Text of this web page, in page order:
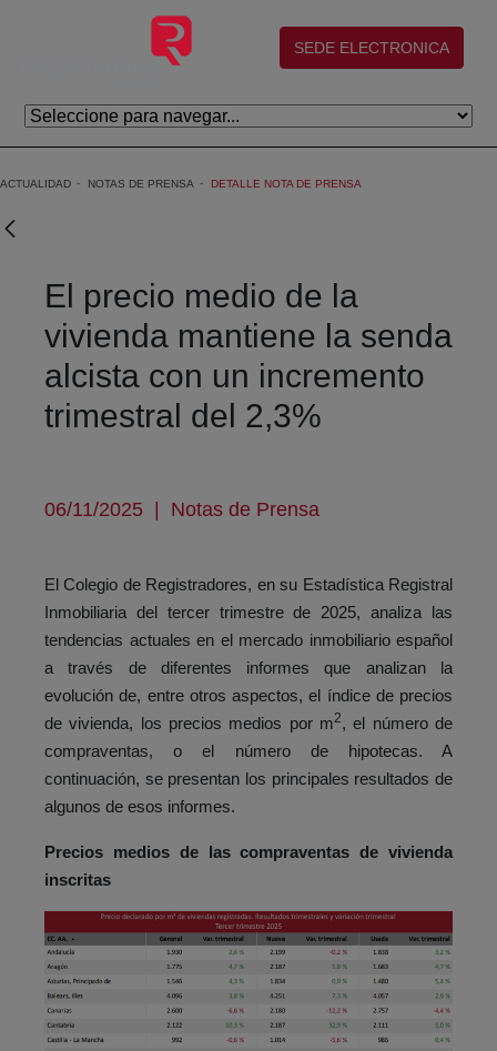
Saltar al contenido principal
(abre en nueva ventana)
SEDE ELECTRONICA
ACTUALIDAD NOTAS DE PRENSA DETALLE NOTA DE PRENSA
El precio medio de la
vivienda mantiene la senda
alcista con un incremento
trimestral del 2,3%
06/11/2025 | Notas de Prensa
El Colegio de Registradores, en su Estadística Registral
Inmobiliaria del tercer trimestre de 2025, analiza las
tendencias actuales en el mercado inmobiliario español
a través de diferentes informes que analizan la
evolución de, entre otros aspectos, el índice de precios
de vivienda, los precios medios por m2, el número de
compraventas, o el número de hipotecas. A
continuación, se presentan los principales resultados de
algunos de esos informes.
Precios medios de las compraventas de vivienda
inscritas